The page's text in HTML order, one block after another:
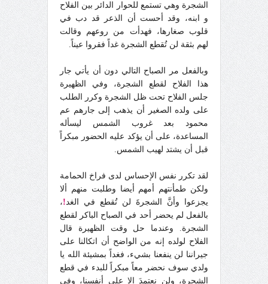
الشجرة وهي تستمع للحوار الدائر بين الفلاح
و ابنه، وقد أحست أن الذعر قد دب في
قلوب صغارها، فهدأت من روعهم وقالت
لهم بثقة لن تُقطع الشجرة غداً فقروا عيناً.
وبالفعل مر الصباح التالي دون أن يأتي جار
هذا الفلاح لقطع الشجرة، وفي الظهيرة
جلس الفلاح تحت ظل الشجرة وكرر الطلب
على ولده الصغير أن يذهب إلى جارهم عم
محمود بعد غروب الشمس ليسأله
المساعدة، على أن يؤكد عليه الحضور مبكراً
قبل أن يشتد لهيب الشمس.
لقد تكرر نفس الإحساس لدى فراخ الحمامة
ولكن طمأنتهم أمهم أيضا وطلبت منهم ألا
يجزعوا وأنَّ الشجرةَ لن تُقطع في الغد!،
بالفعل لم يحضر أحد في الصباح الباكر لقطع
الشجرة. وعندما حل وقت الظهيرة قال
الفلاح لولده إنه من الواضح أن اتكالنا على
جيراننا لن ينفعنا بشيء، فغداً بمشيئة الله يا
ولدي سوف نحضر معاً مبكراً للبدء في قطع
الشجرة، ولن نعتمدَ إلا على أنفسنا، وفي